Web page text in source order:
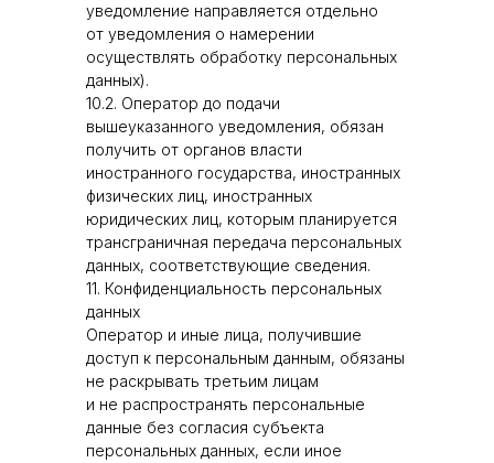
уведомление направляется отдельно
от уведомления о намерении
осуществлять обработку персональных
данных).
10.2. Оператор до подачи
вышеуказанного уведомления, обязан
получить от органов власти
иностранного государства, иностранных
физических лиц, иностранных
юридических лиц, которым планируется
трансграничная передача персональных
данных, соответствующие сведения.
11. Конфиденциальность персональных
данных
Оператор и иные лица, получившие
доступ к персональным данным, обязаны
не раскрывать третьим лицам
и не распространять персональные
данные без согласия субъекта
персональных данных, если иное